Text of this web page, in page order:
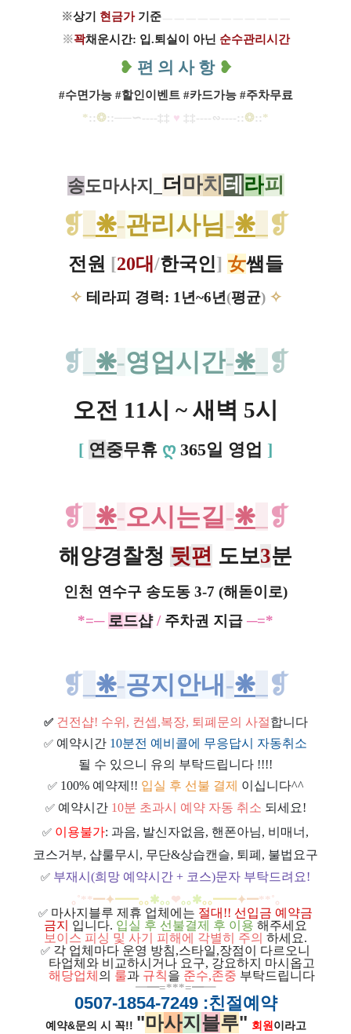
※상기 현금가 기준ㅡㅡㅡㅡ
※꽉채운시간: 입.퇴실이 아닌 순수관리시간
❥ 편 의 사 항 ❥
#수면가능 #할인이벤트 #카드가능 #주차무료
*::❂::──∽----‡‡ ♥ ‡‡----∽----::❂::*
송도마사지_ 더 마치 테 라피
❡ ❋-관리사님-❋ ❡
전원 [20대/한국인] 女쌤들
✧ 테라피 경력: 1년~6년 (평균) ✧
❡ ❋-영업시간-❋ ❡
오전 11시 ~ 새벽 5시
[ 연중무휴 ღ 365일 영업 ]
❡ ❋-오시는길 -❋ ❡
해양경찰청 뒷편 도보3분
인천 연수구 송도동 3-7 (해돋이로)
*=─ 로드샵 /주차권 지급 ─=*
❡ ❋-공지안내 -❋ ❡
✅ 건전샵! 수위, 컨셉,복장, 퇴폐문의 사절합니다
✅ 예약시간 10분전 예비콜에 무응답시 자동취소
될 수 있으니 유의 부탁드립니다 !!!!
✅ 100% 예약제!! 입실 후 선불 결제 이십니다^^
✅ 예약시간 10분 초과시 예약 자동 취소 되세요!
✅ 이용불가: 과음, 발신자없음, 핸폰아님, 비매너,
코스거부, 샵룰무시, 무단&상습캔슬, 퇴폐, 불법요구
✅ 부재시(희망 예약시간 + 코스)문자 부탁드려요!
｡˚**━✦━━｡｡✱｡｡❤｡｡✱｡｡━━✦━**˚｡
✅ 마사지블루 제휴 업체에는 절대!! 선입금 예약금
금지
입니다. 입실 후 선불결제 후 이용 해주세요
보이스 피싱 및 사기 피해에 각별히 주의 하세요.
✅ 각 업체마다 운영 방침,스타일,장점이 다르오니
타업체와 비교하시거나 요구, 강요하지 마시옵고
해당업체 의 룰과 규칙을 준수,존중 부탁드립니다
━━=***=━━
0507-1854-7249:친절예약
예약&문의 시 꼭!! "마사지 블루" 회원 이라고